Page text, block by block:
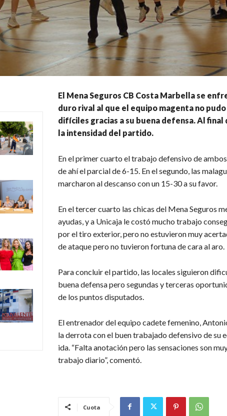
El Mena Seguros CB Costa Marbella se
duro rival al que el equipo magenta no
difíciles gracias a su buena defensa. Al
la intensidad del partido.
En el primer cuarto el trabajo defensivo de
de ahí el parcial de 6-15. En el segundo, las
marcharon al descanso con un 15-30 a su favor.
En el tercer cuarto las chicas del Mena Seguros
ayudas, y a Unicaja le costó mucho trabajo
por el tiro exterior, pero no estuvieron muy
de ataque pero no tuvieron fortuna de cara al aro.
Para concluir el partido, las locales siguieron
buena defensa pero segundas y terceras
de los puntos disputados.
El entrenador del equipo cadete femenino,
la derrota con el buen trabajado defensivo de su
ida. “Falta anotación pero las sensaciones son
trabajo diario”, comentó.
Cuota